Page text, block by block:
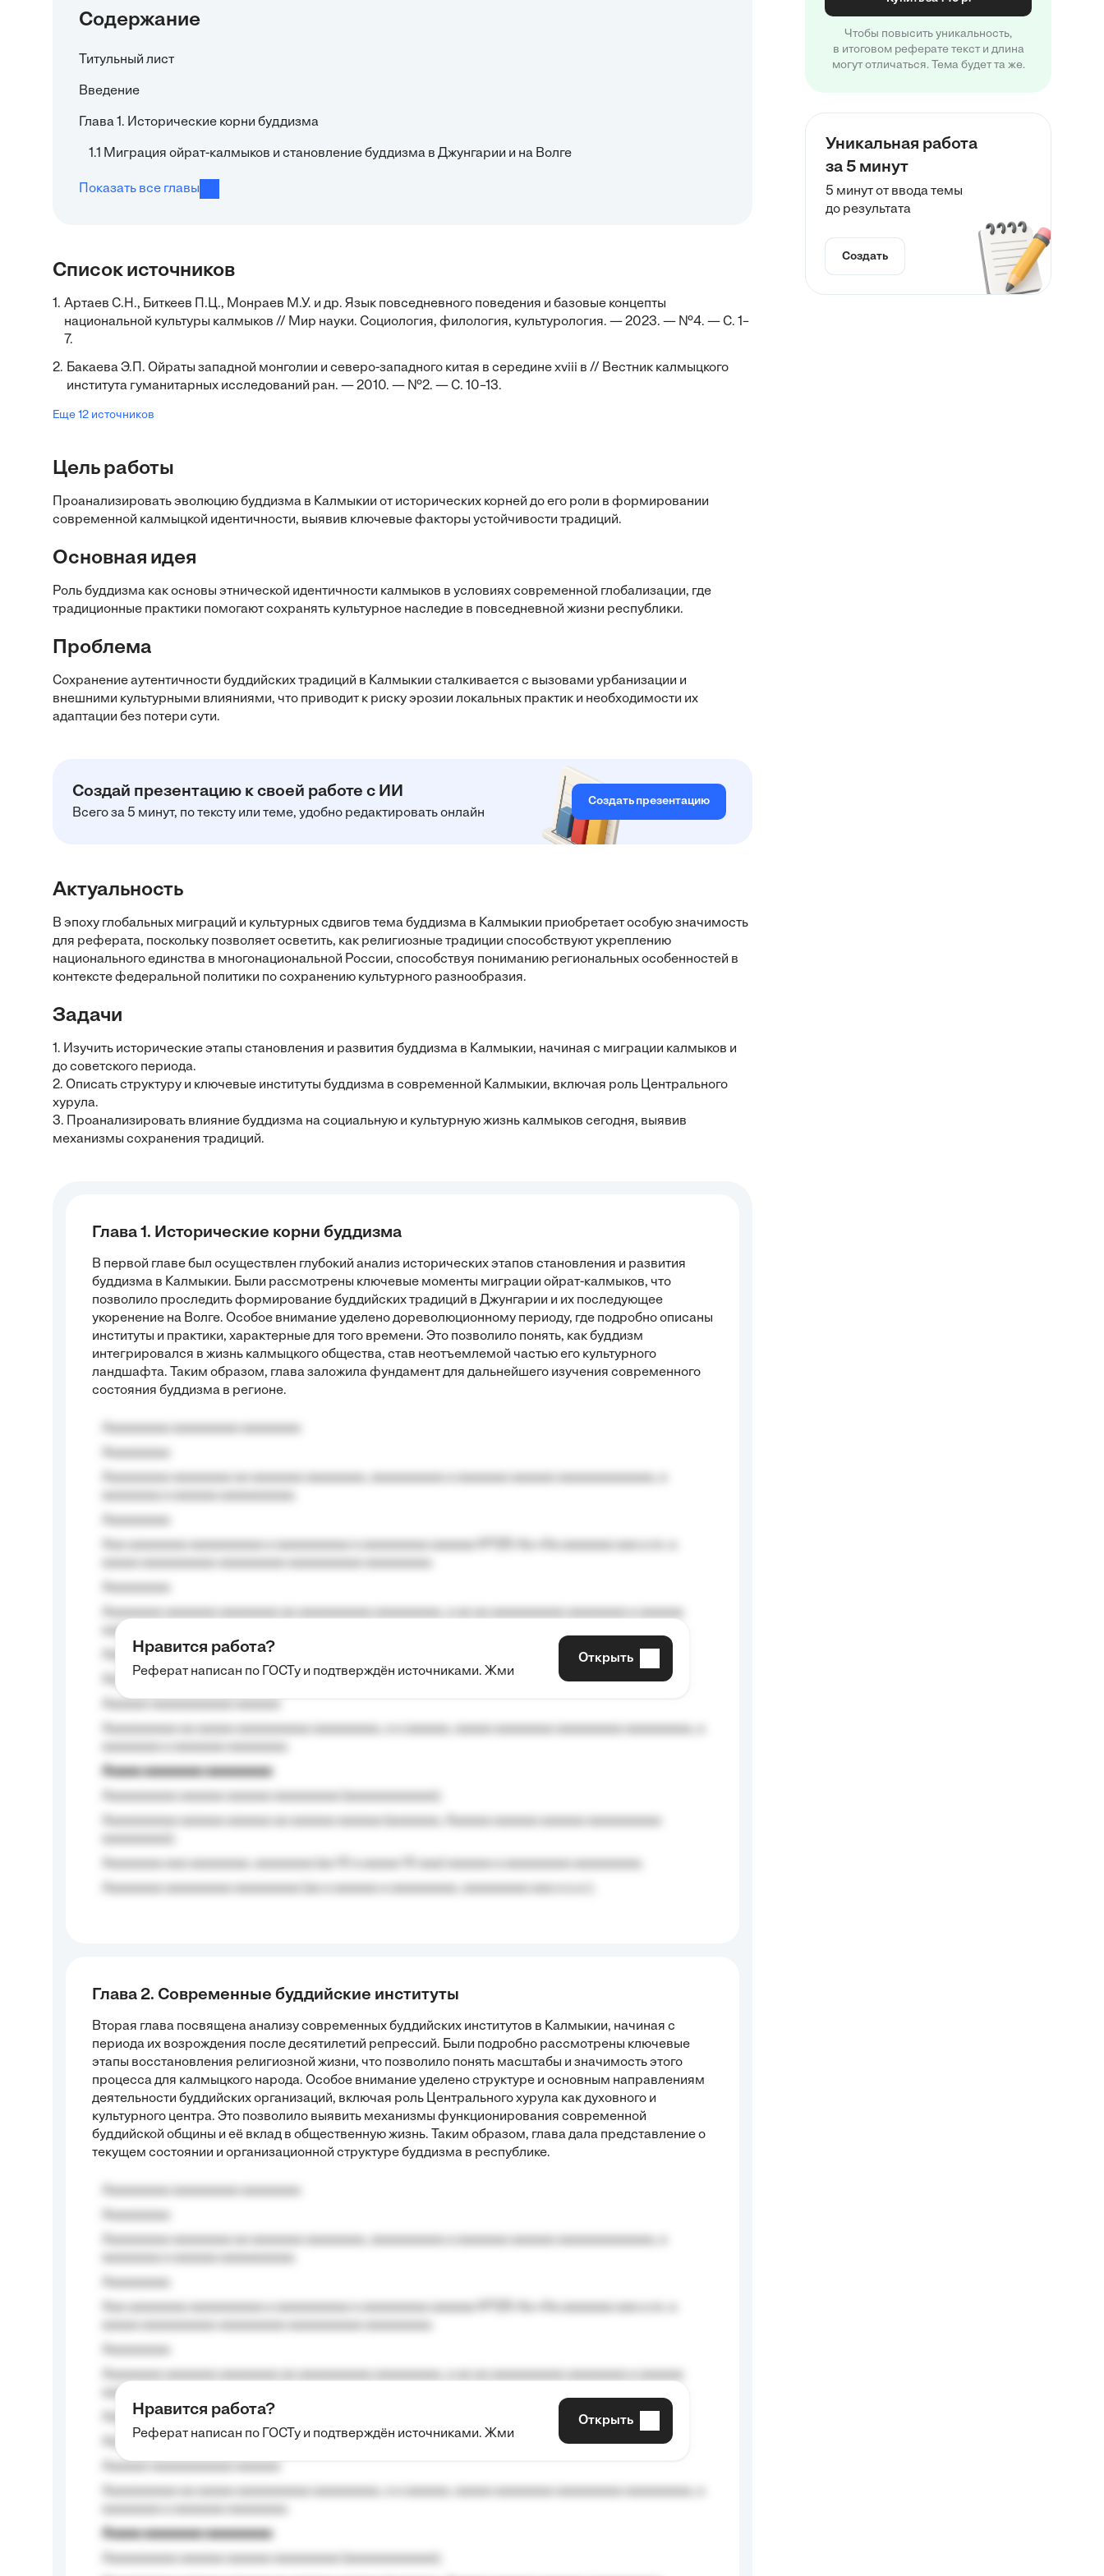
Содержание
Титульный лист
Введение
Глава 1. Исторические корни буддизма
1.1 Миграция ойрат-калмыков и становление буддизма в Джунгарии и на Волге
Показать все главы
Список источников
1. Артаев С.Н., Биткеев П.Ц., Монраев М.У. и др. Язык повседневного поведения и базовые концепты
национальной культуры калмыков // Мир науки. Социология, филология, культурология. — 2023. — №4. — С. 1–
7.
2. Бакаева Э.П. Ойраты западной монголии и северо-западного китая в середине xviii в // Вестник калмыцкого
института гуманитарных исследований ран. — 2010. — №2. — С. 10–13.
Еще 12 источников
Цель работы
Проанализировать эволюцию буддизма в Калмыкии от исторических корней до его роли в формировании
современной калмыцкой идентичности, выявив ключевые факторы устойчивости традиций.
Основная идея
Роль буддизма как основы этнической идентичности калмыков в условиях современной глобализации, где
традиционные практики помогают сохранять культурное наследие в повседневной жизни республики.
Проблема
Сохранение аутентичности буддийских традиций в Калмыкии сталкивается с вызовами урбанизации и
внешними культурными влияниями, что приводит к риску эрозии локальных практик и необходимости их
адаптации без потери сути.
Создай презентацию к своей работе с ИИ
Всего за 5 минут, по тексту или теме, удобно редактировать онлайн
Создать презентацию
Актуальность
В эпоху глобальных миграций и культурных сдвигов тема буддизма в Калмыкии приобретает особую значимость
для реферата, поскольку позволяет осветить, как религиозные традиции способствуют укреплению
национального единства в многонациональной России, способствуя пониманию региональных особенностей в
контексте федеральной политики по сохранению культурного разнообразия.
Задачи
1. Изучить исторические этапы становления и развития буддизма в Калмыкии, начиная с миграции калмыков и
до советского периода.
2. Описать структуру и ключевые институты буддизма в современной Калмыкии, включая роль Центрального
хурула.
3. Проанализировать влияние буддизма на социальную и культурную жизнь калмыков сегодня, выявив
механизмы сохранения традиций.
Глава 1. Исторические корни буддизма
В первой главе был осуществлен глубокий анализ исторических этапов становления и развития
буддизма в Калмыкии. Были рассмотрены ключевые моменты миграции ойрат-калмыков, что
позволило проследить формирование буддийских традиций в Джунгарии и их последующее
укоренение на Волге. Особое внимание уделено дореволюционному периоду, где подробно описаны
институты и практики, характерные для того времени. Это позволило понять, как буддизм
интегрировался в жизнь калмыцкого общества, став неотъемлемой частью его культурного
ландшафта. Таким образом, глава заложила фундамент для дальнейшего изучения современного
состояния буддизма в регионе.
aaaa aaaa.
Aaaaaaaaa
Aaaaaaaaaa aa aaa aaaaaaaaa, a aaa aaaaaaaaaa aaa, a aaaaaaaaaa, aaaaaa aaaaaa a aaaaaa.
Aaaaa aaaaaaaa aaaaaaaaa
Нравится работа?
Реферат написан по ГОСТу и подтверждён источниками. Жми
Открыть
Глава 2. Современные буддийские институты
Вторая глава посвящена анализу современных буддийских институтов в Калмыкии, начиная с
периода их возрождения после десятилетий репрессий. Были подробно рассмотрены ключевые
этапы восстановления религиозной жизни, что позволило понять масштабы и значимость этого
процесса для калмыцкого народа. Особое внимание уделено структуре и основным направлениям
деятельности буддийских организаций, включая роль Центрального хурула как духовного и
культурного центра. Это позволило выявить механизмы функционирования современной
буддийской общины и её вклад в общественную жизнь. Таким образом, глава дала представление о
текущем состоянии и организационной структуре буддизма в республике.
aaaa aaaa.
Aaaaaaaaa
Aaaaaaaaaa aa aaa aaaaaaaaa, a aaa aaaaaaaaaa aaa, a aaaaaaaaaa, aaaaaa aaaaaa a aaaaaa.
Aaaaa aaaaaaaa aaaaaaaaa
Нравится работа?
Реферат написан по ГОСТу и подтверждён источниками. Жми
Открыть
Чтобы повысить уникальность,
в итоговом реферате текст и длина
могут отличаться. Тема будет та же.
Уникальная работа
за 5 минут
5 минут от ввода темы
до результата
Создать